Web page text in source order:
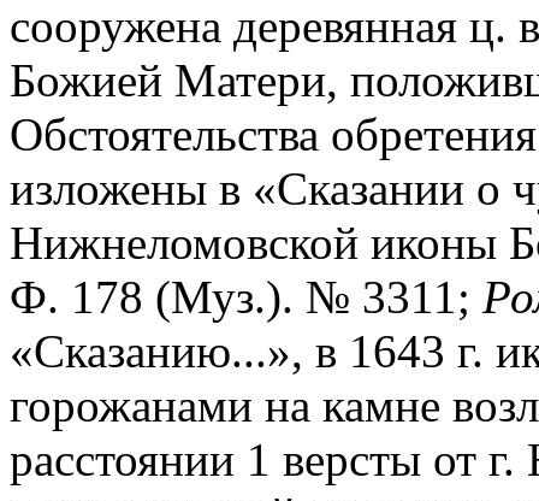
сооружена деревянная ц.
Божией Матери,
Обстоятельства
изложены в «Сказании о
Нижнеломовской иконы
Ф. 178 (Муз.). № 3311;
«Сказанию...», в 1643 г.
горожанами на камне
расстоянии 1 версты от